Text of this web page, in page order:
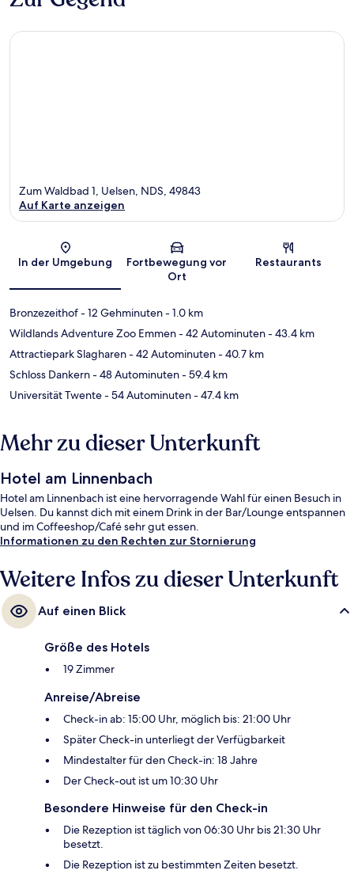
Karte
Zum Waldbad 1, Uelsen, NDS, 49843
Auf Karte anzeigen
In der Umgebung
Fortbewegung vor
Ort
Restaurants
Bronzezeithof- 12 Gehminuten- 1.0 km
Wildlands Adventure Zoo Emmen- 42 Autominuten- 43.4 km
Attractiepark Slagharen- 42 Autominuten- 40.7 km
Schloss Dankern- 48 Autominuten- 59.4 km
Universität Twente- 54 Autominuten- 47.4 km
Mehr zu dieser Unterkunft
Hotel am Linnenbach
Hotel am Linnenbach ist eine hervorragende Wahl für einen Besuch in
Uelsen. Du kannst dich mit einem Drink in der Bar/Lounge entspannen
und im Coffeeshop/Café sehr gut essen.
Informationen zu den Rechten zur Stornierung
Weitere Infos zu dieser Unterkunft
Auf einen Blick
Größe des Hotels
19 Zimmer
Anreise/Abreise
Check-in ab: 15:00 Uhr, möglich bis: 21:00 Uhr
Später Check-in unterliegt der Verfügbarkeit
Mindestalter für den Check-in: 18 Jahre
Der Check-out ist um 10:30 Uhr
Besondere Hinweise für den Check-in
Die Rezeption ist täglich von 06:30 Uhr bis 21:30 Uhr
besetzt.
Die Rezeption ist zu bestimmten Zeiten besetzt.